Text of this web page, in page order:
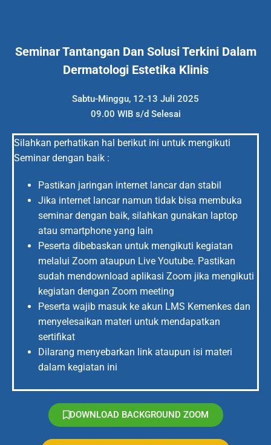
Seminar Tantangan Dan Solusi Terkini Dalam
Dermatologi Estetika Klinis
Sabtu-Minggu, 12-13 Juli 2025
09.00 WIB s/d Selesai
Silahkan perhatikan hal berikut ini untuk mengikuti
Seminar dengan baik :
Pastikan jaringan internet lancar dan stabil
Jika internet lancar namun tidak bisa membuka
seminar dengan baik, silahkan gunakan laptop
atau smartphone yang lain
Peserta dibebaskan untuk mengikuti kegiatan
melalui Zoom ataupun Live Youtube. Pastikan
sudah mendownload aplikasi Zoom jika mengikuti
kegiatan dengan Zoom meeting
Peserta wajib masuk ke akun LMS Kemenkes dan
menyelesaikan materi untuk mendapatkan
sertifikat
Dilarang menyebarkan link ataupun isi materi
dalam kegiatan ini
DOWNLOAD BACKGROUND ZOOM